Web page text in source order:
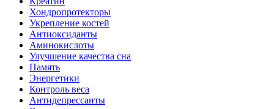
Хондропротекторы
Укрепление костей
Антиоксиданты
Аминокислоты
Улучшение качества сна
Память
Энергетики
Контроль веса
Антидепрессанты